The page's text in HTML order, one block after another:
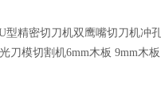
型精密切刀机双鹰嘴切刀机
刀模切割机6mm木板 9mm木